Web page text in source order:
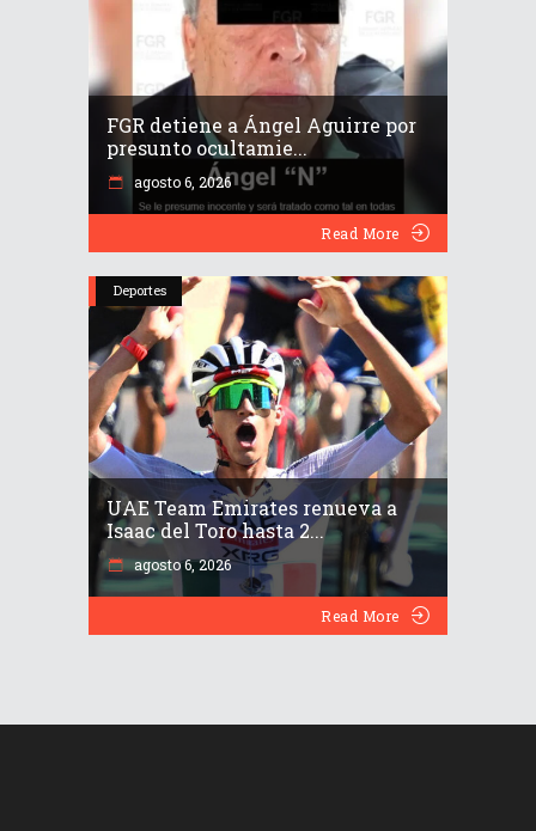
FGR detiene a Ángel Aguirre por
presunto ocultamie...
agosto 6, 2026
Read More
Deportes
UAE Team Emirates renueva a
Isaac del Toro hasta 2...
agosto 6, 2026
Read More